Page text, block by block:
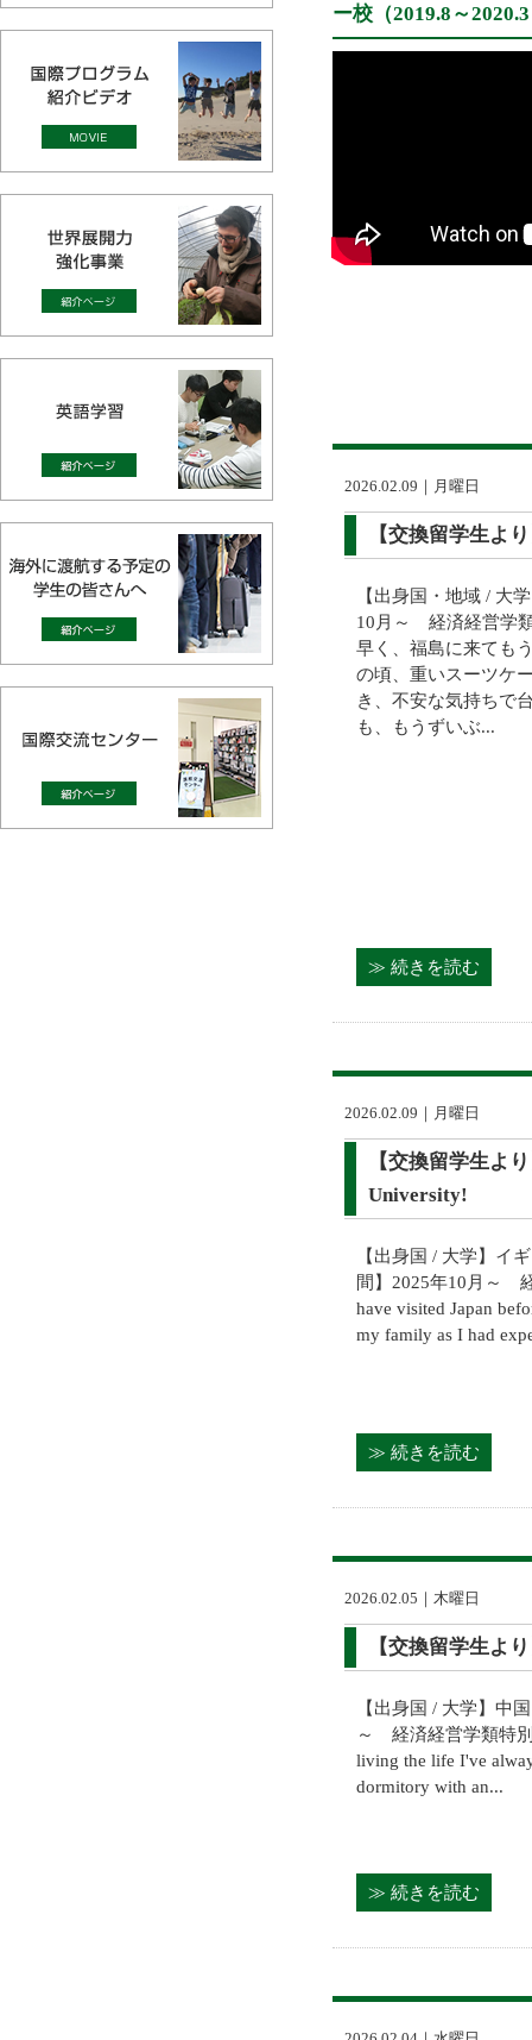
ー校（2019.8～
2026.02.09｜月曜日
【交換留学生よ
【出身国・地域 / 大
10月～ 経済経営学
早く、福島に来ても
の頃、重いスーツケ
き、不安な気持ちで
も、もうずいぶ...
≫ 続きを読む
2026.02.09｜月曜日
【交換留学生よ
University!
【出身国 / 大学】イ
間】2025年10月～
have visited Japan
my family as I had
≫ 続きを読む
2026.02.05｜木曜日
【交換留学生よ
【出身国 / 大学】中
～ 経済経営学類特
living the life I've
dormitory with an...
≫ 続きを読む